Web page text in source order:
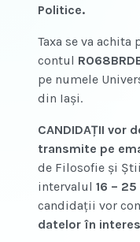
Politice.
Taxa se va
contul
pe numele
din Iaşi.
CANDIDAŢII vor
transmite pe
de Filosofie şi
intervalul 16 –
candidaţii vor
datelor în